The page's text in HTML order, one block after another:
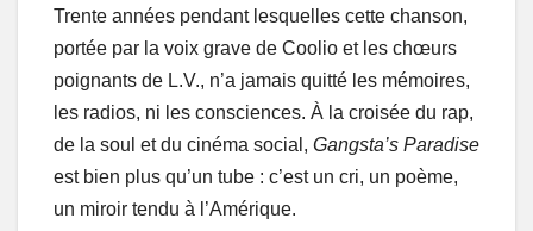
Trente années pendant lesquelles cette chanson,
portée par la voix grave de Coolio et les chœurs
poignants de L.V., n’a jamais quitté les mémoires,
les radios, ni les consciences. À la croisée du rap,
de la soul et du cinéma social, Gangsta’s Paradise
est bien plus qu’un tube : c’est un cri, un poème,
un miroir tendu à l’Amérique.